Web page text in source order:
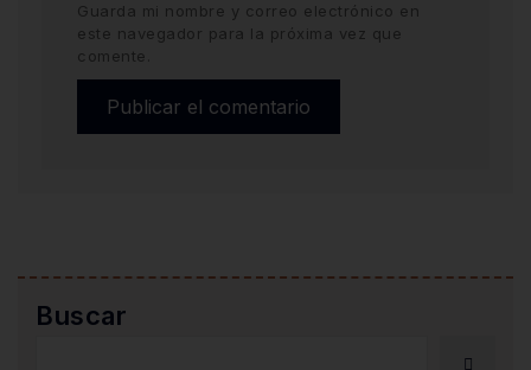
Guarda mi nombre y correo electrónico en
este navegador para la próxima vez que
comente.
Buscar